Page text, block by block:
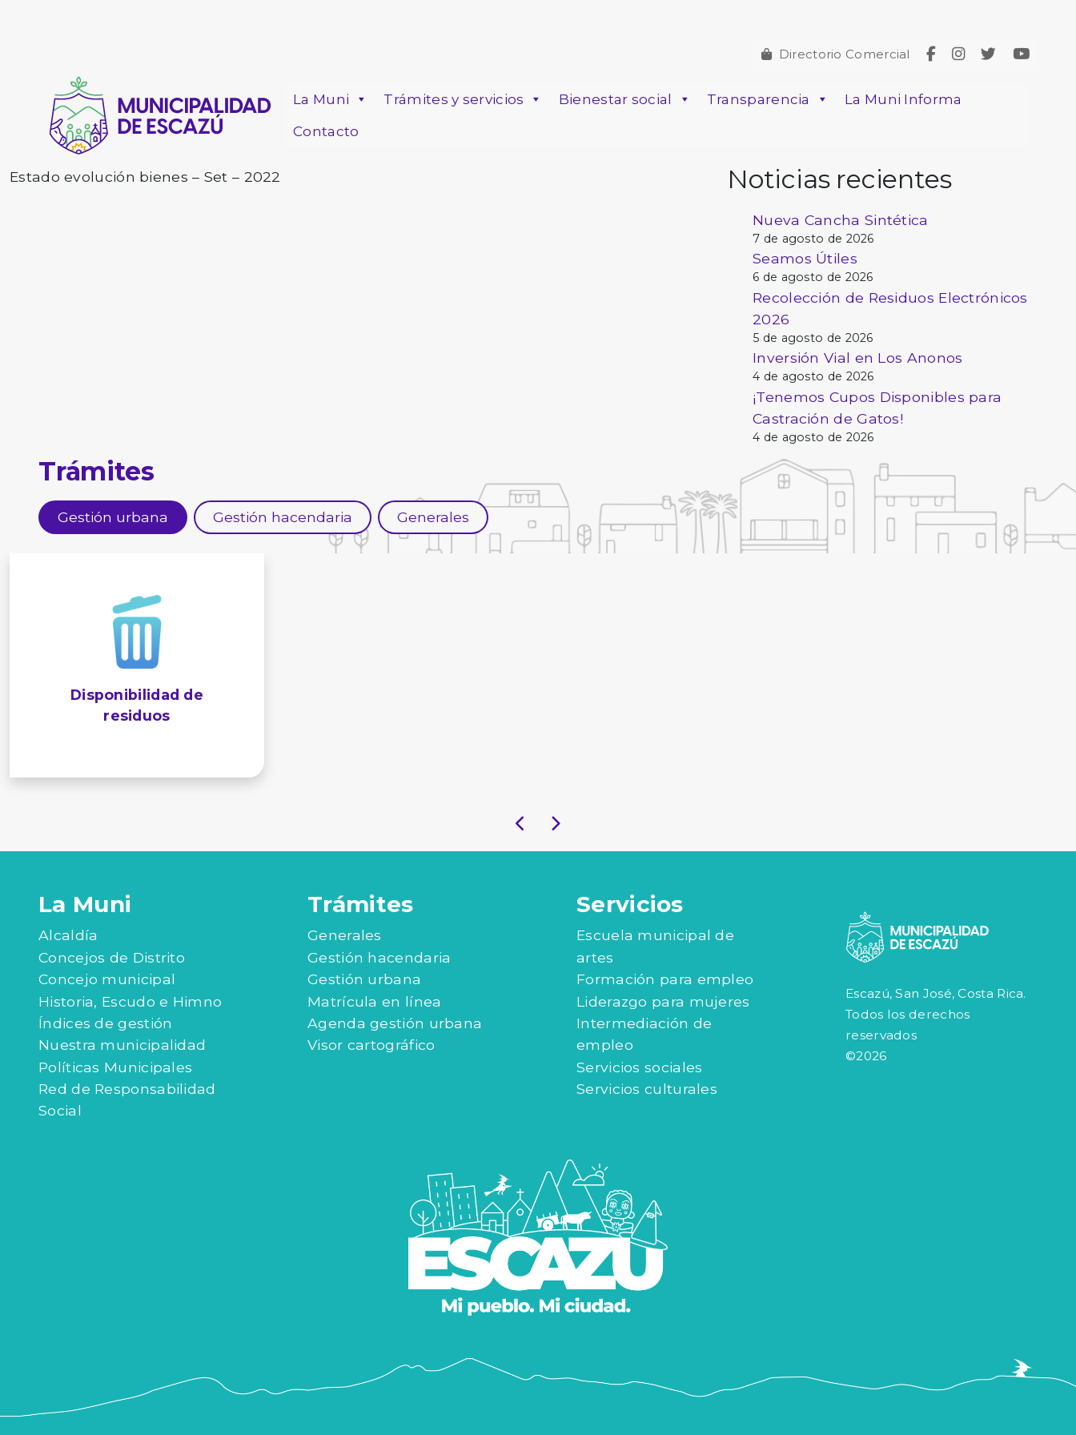
Directorio Comercial
La Muni Trámites y servicios Bienestar social Transparencia
La Muni Informa
Contacto
Estado evolución bienes – Set – 2022 Noticias recientes
Nueva Cancha Sintética
7 de agosto de 2026
Seamos Útiles
6 de agosto de 2026
Recolección de Residuos Electrónicos
2026
5 de agosto de 2026
Inversión Vial en Los Anonos
4 de agosto de 2026
¡Tenemos Cupos Disponibles para
Castración de Gatos!
4 de agosto de 2026
Trámites
Gestión urbana Gestión hacendaria Generales
Disponibilidad de
residuos
La Muni
Alcaldía
Concejos de Distrito
Concejo municipal
Historia, Escudo e Himno
Índices de gestión
Nuestra municipalidad
Políticas Municipales
Red de Responsabilidad
Social
Trámites
Generales
Gestión hacendaria
Gestión urbana
Matrícula en línea
Agenda gestión urbana
Visor cartográfico
Servicios
Escuela municipal de
artes
Formación para empleo
Liderazgo para mujeres
Intermediación de
empleo
Servicios sociales
Servicios culturales
Escazú, San José, Costa Rica.
Todos los derechos
reservados
©2026